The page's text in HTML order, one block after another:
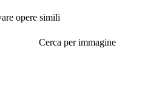
opere simili
Cerca per immagine